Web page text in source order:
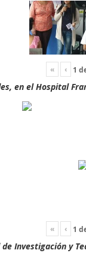
« ‹ 1
en el Hospital
« ‹ 1
Investigación y